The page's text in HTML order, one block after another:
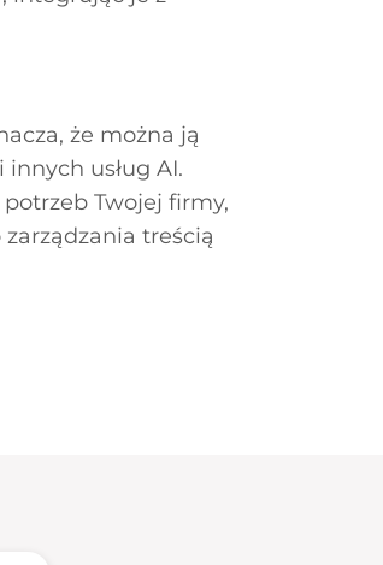
że można ją
usług AI.
Twojej firmy,
treścią